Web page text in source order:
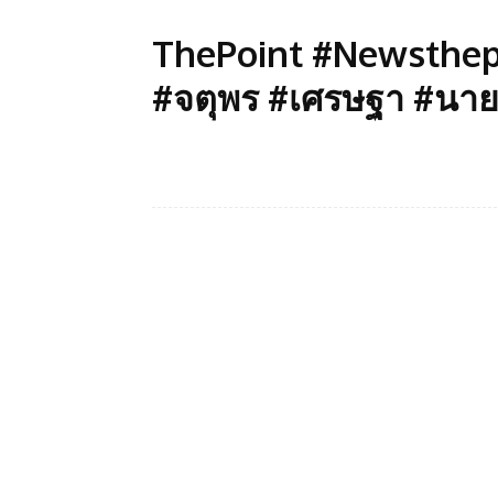
ThePoint
#จตุพร #เศรษฐา #นา